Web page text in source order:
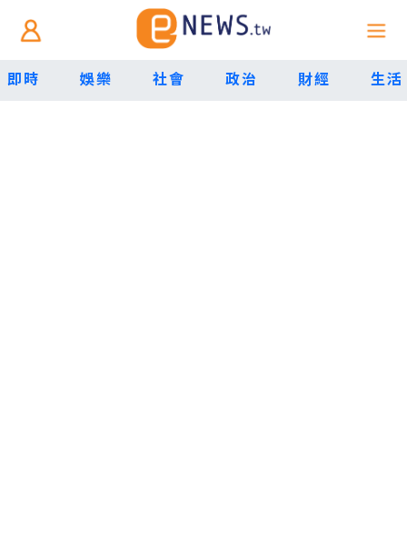
即時 娛樂 社會 政治 財經 生活